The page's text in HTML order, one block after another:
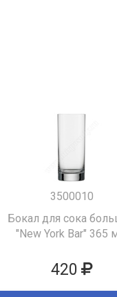
3500010
Бокал для сока
"New York Bar" 365
420